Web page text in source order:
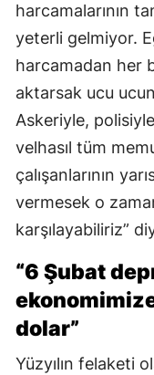
harcamalarının
yeterli gelmiyor.
harcamadan her
aktarsak ucu
Askeriyle,
velhasıl tüm
çalışanlarının
vermesek o
karşılayabiliriz”
“6 Şubat
dolar”
Yüzyılın felaketi